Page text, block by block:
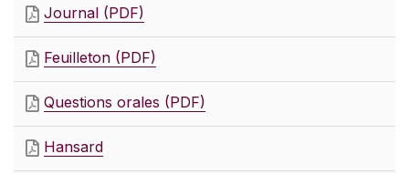
Journal (PDF)
Feuilleton (PDF)
Questions orales (PDF)
Hansard